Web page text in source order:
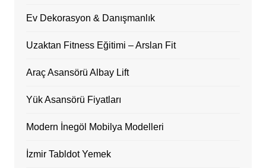
Ev Dekorasyon & Danışmanlık
Uzaktan Fitness Eğitimi – Arslan Fit
Araç Asansörü Albay Lift
Yük Asansörü Fiyatları
Modern İnegöl Mobilya Modelleri
İzmir Tabldot Yemek